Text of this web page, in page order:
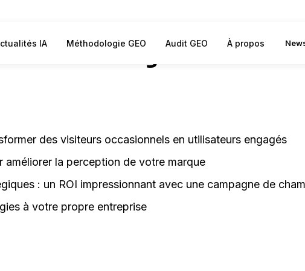
IA Méthodologie GEO Audit GEO À propos
votre croissance et
marketing innovantes
des visiteurs occasionnels en utilisateurs engagés
améliorer la perception de votre marque
: un ROI impressionnant avec une campagne de
à votre propre entreprise